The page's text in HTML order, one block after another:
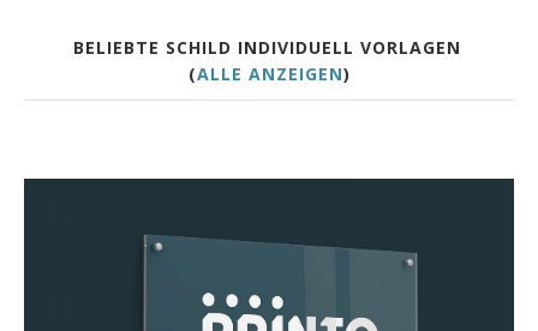
BELIEBTE SCHILD INDIVIDUELL VORLAGEN
(ALLE ANZEIGEN)